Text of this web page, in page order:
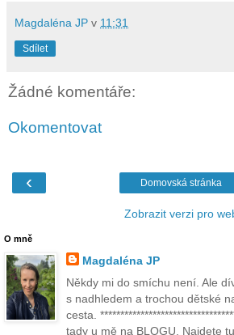
Magdaléna JP v 11:31
Sdílet
Žádné komentáře:
Okomentovat
‹ Domovská stránka
Zobrazit verzi pro
O mně
Magdaléna JP
Někdy mi do smíchu není. Ale
s nadhledem a trochou dětské
cesta.
tady u mě na BLOGU. Najdete